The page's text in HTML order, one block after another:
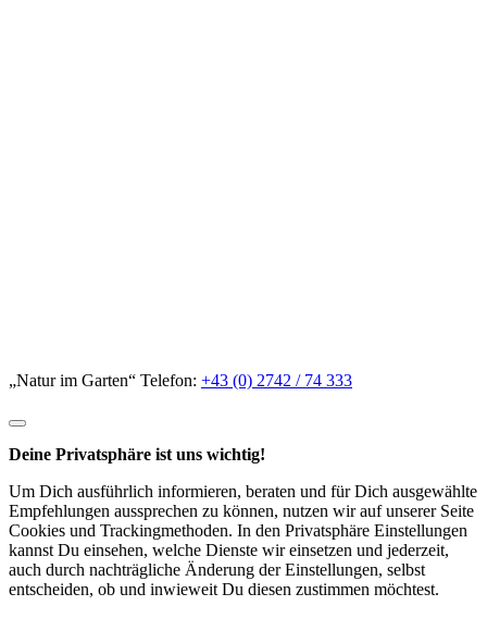
„Natur im Garten“ Telefon: +43 (0) 2742 / 74 333
Deine Privatsphäre ist uns wichtig!
Um Dich ausführlich informieren, beraten und für Dich ausgewählte
Empfehlungen aussprechen zu können, nutzen wir auf unserer Seite
Cookies und Trackingmethoden. In den Privatsphäre Einstellungen
kannst Du einsehen, welche Dienste wir einsetzen und jederzeit,
auch durch nachträgliche Änderung der Einstellungen, selbst
entscheiden, ob und inwieweit Du diesen zustimmen möchtest.